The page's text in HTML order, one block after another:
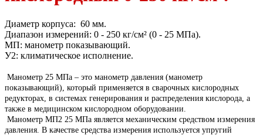
Диаметр корпуса: 60 мм.
Диапазон измерений: 0 - 250 кг/см² (0 - 25 МПа).
МП: манометр показывающий.
У2: климатическое исполнение.
Манометр 25 МПа – это манометр давления (манометр
показывающий), который применяется в сварочных кислородных
редукторах, в системах генерирования и распределения кислорода, а
также в медицинском кислородном оборудовании.
Манометр МП2 25 МПа является механическим средством измерения
давления. В качестве средства измерения используется упругий